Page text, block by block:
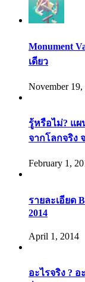
Monument
เดียว
November 19,
รู้หรือไม่? แผ
จากโลกจริง
February 1,
รายละเอียด
2014
April 1, 2014
อะไรจริง ?